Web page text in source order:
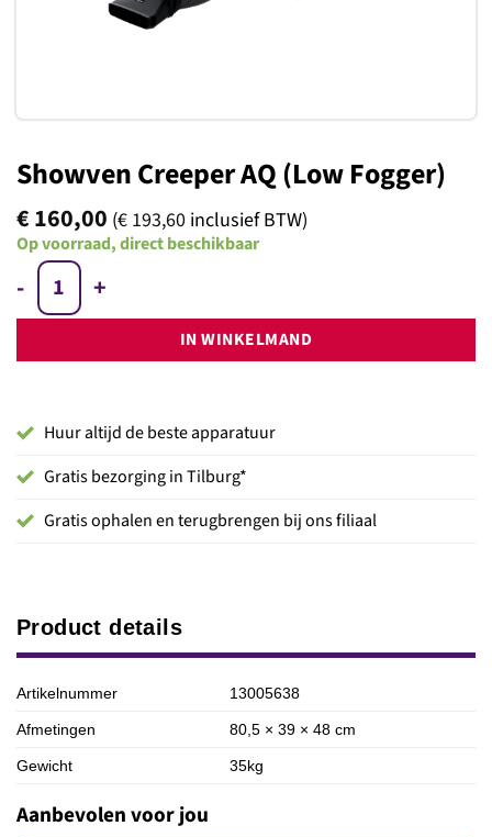
Showven Creeper AQ (Low Fogger)
€160,00 (€ 193,60 inclusief BTW)
Op voorraad, direct beschikbaar
Showven Creeper AQ (Low Fogger) aantal
IN WINKELMAND
Huur altijd de beste apparatuur
Gratis bezorging in Tilburg*
Gratis ophalen en terugbrengen bij ons filiaal
Product details
Artikelnummer 13005638
Afmetingen 80,5 × 39 × 48 cm
Gewicht 35kg
Aanbevolen voor jou